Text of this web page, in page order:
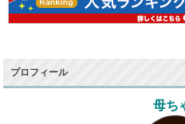
プロフィール
母ち